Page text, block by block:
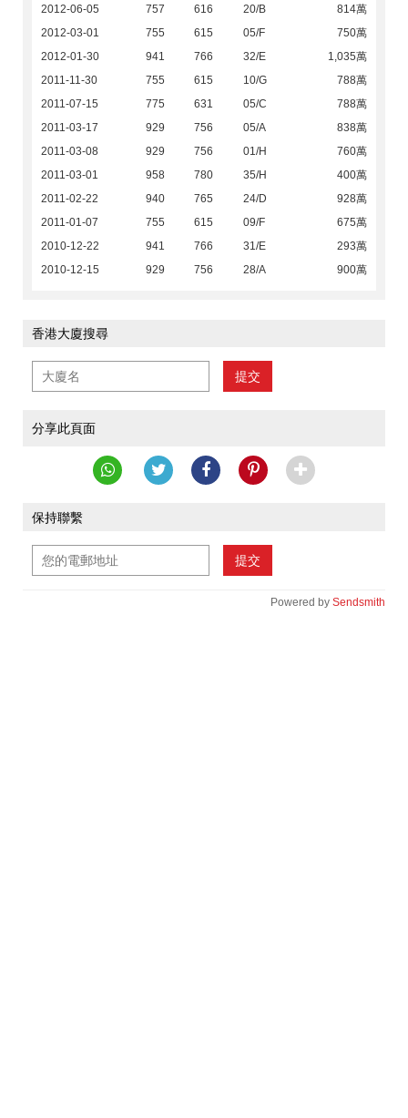
2012-06-05
757 616 20/B
814萬
2012-03-01
755 615 05/F
750萬
2012-01-30
941 766 32/E
1,035萬
2011-11-30
755 615 10/G
788萬
2011-07-15
775 631 05/C
788萬
2011-03-17
929 756 05/A
838萬
2011-03-08
929 756 01/H
760萬
2011-03-01
958 780 35/H
400萬
2011-02-22
940 765 24/D
928萬
2011-01-07
755 615 09/F
675萬
2010-12-22
941 766 31/E
293萬
2010-12-15
929 756 28/A 900萬
香港大廈搜尋
提交
分享此頁面
保持聯繫
提交
Powered by Sendsmith